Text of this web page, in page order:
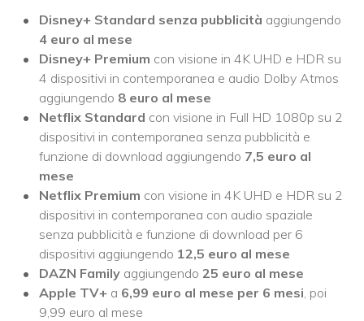
Disney+ Standard senza pubblicità aggiungendo
4 euro al mese
Disney+ Premium con visione in 4K UHD e HDR su
4 dispositivi in contemporanea e audio Dolby Atmos
aggiungendo 8 euro al mese
Netflix Standard con visione in Full HD 1080p su 2
dispositivi in contemporanea senza pubblicità e
funzione di download aggiungendo 7,5 euro al
mese
Netflix Premium con visione in 4K UHD e HDR su 2
dispositivi in contemporanea con audio spaziale
senza pubblicità e funzione di download per 6
dispositivi aggiungendo 12,5 euro al mese
DAZN Family aggiungendo 25 euro al mese
Apple TV+ a 6,99 euro al mese per 6 mesi , poi
9,99 euro al mese